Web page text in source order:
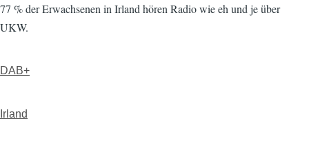
77 % der Erwachsenen in Irland hören Radio wie eh und je über
UKW.
DAB+
Irland